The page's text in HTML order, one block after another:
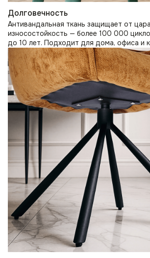
Долговечность
Антивандальная ткань защищает от
износостойкость — более 100 000
до 10 лет. Подходит для дома, офиса и